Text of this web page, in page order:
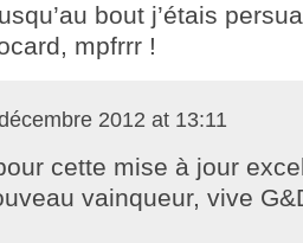
bout j’étais
mpfrrr !
2012 at 13:11
cette mise à jour
vainqueur, vive